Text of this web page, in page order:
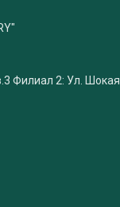
Филиал 2: Ул. Шокая